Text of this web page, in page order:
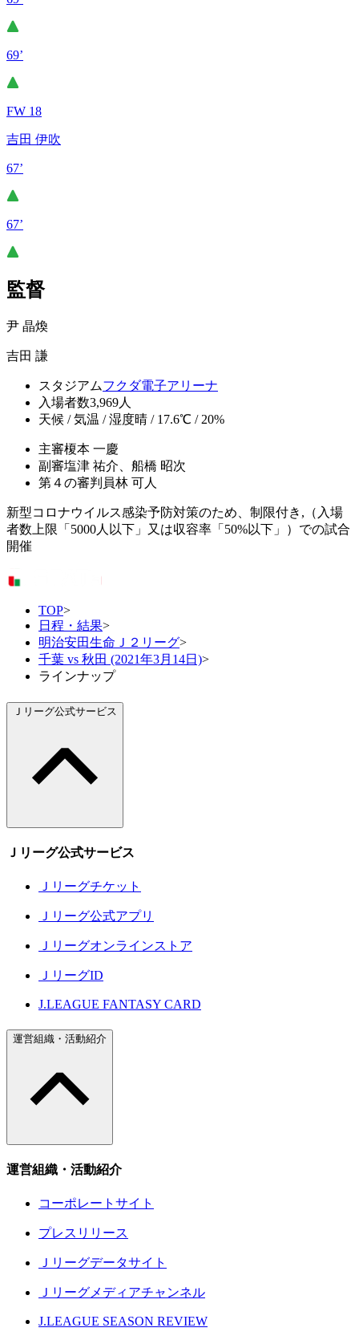
69’
FW 18
吉田 伊吹
67’
67’
監督
尹 晶煥
吉田 謙
スタジアムフクダ電子アリーナ
入場者数3,969人
天候 / 気温 / 湿度晴 / 17.6℃ / 20%
主審榎本 一慶
副審塩津 祐介、船橋 昭次
第４の審判員林 可人
新型コロナウイルス感染予防対策のため、制限付き,（入場
者数上限「5000人以下」又は収容率「50%以下」）での試合
開催
TOP>
日程・結果>
明治安田生命Ｊ２リーグ>
千葉 vs 秋田 (2021年3月14日)>
ラインナップ
Ｊリーグ公式サービス
Ｊリーグ公式サービス
Ｊリーグチケット
Ｊリーグ公式アプリ
Ｊリーグオンラインストア
ＪリーグID
J.LEAGUE FANTASY CARD
運営組織・活動紹介
運営組織・活動紹介
コーポレートサイト
プレスリリース
Ｊリーグデータサイト
Ｊリーグメディアチャンネル
J.LEAGUE SEASON REVIEW